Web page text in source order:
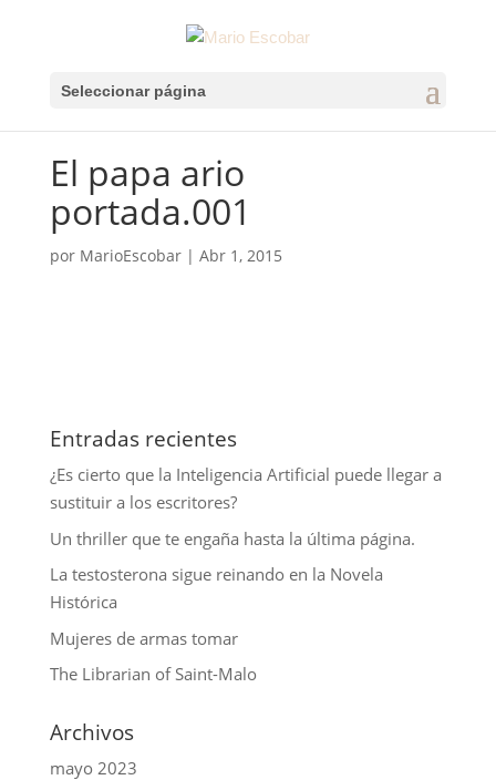
Seleccionar página
El papa ario
portada.001
por MarioEscobar| Abr 1, 2015
Entradas recientes
¿Es cierto que la Inteligencia Artificial puede llegar a
sustituir a los escritores?
Un thriller que te engaña hasta la última página.
La testosterona sigue reinando en la Novela
Histórica
Mujeres de armas tomar
The Librarian of Saint-Malo
Archivos
mayo 2023